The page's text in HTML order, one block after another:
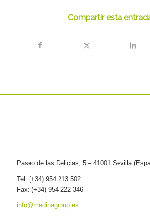
Compartir esta
Paseo de las Delicias, 5 – 41001 Sevilla
Tel. (+34) 954 213 502
Fax: (+34) 954 222 346
info@medinagroup.es